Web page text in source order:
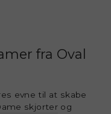
fra Oval
evne til at skabe
skjorterog